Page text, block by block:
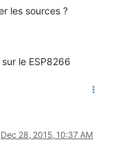
les sources ?
le ESP8266
Dec 28, 2015, 10:37 AM